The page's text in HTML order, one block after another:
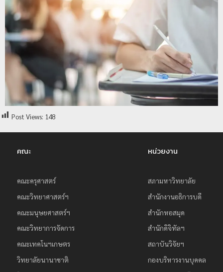
ม
ห
า
วิ
ท
ย
า
ย
ร
เ
ชี
ย
ง
Post Views: 148
คณะ
คณะครุศาสตร์
คณะวิทยาศาสตร์ฯ
คณะมนุษยศาสตร์ฯ
คณะวิทยาการจัดการ
คณะเทคโนฯเกษตร
วิทยาลัยนานาชาติ
หน่วยงาน
สภามหาวิทยาลัย
สำนักงานอธิการบดี
สำนักหอสมุด
สำนักดิจิทัลฯ
สถาบันวิจัยฯ
กองบริหารงานบุคคล